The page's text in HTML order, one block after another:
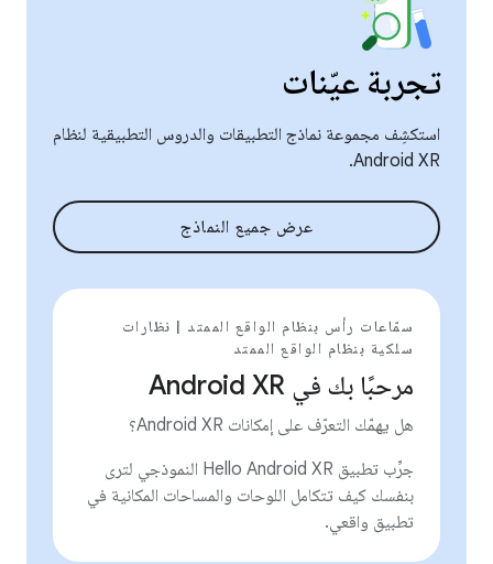
تجربة عيّنات
استكشِف مجموعة نماذج التطبيقات والدروس التطبيقية لنظام
Android XR.
عرض جميع النماذج
سمّاعات رأس بنظام الواقع الممتد | نظارات
سلكية بنظام الواقع الممتد
مرحبًا بك في Android XR
هل يهمّك التعرّف على إمكانات Android XR؟
جرِّب تطبيق Hello Android XR النموذجي لترى
بنفسك كيف تتكامل اللوحات والمساحات المكانية في
تطبيق واقعي.